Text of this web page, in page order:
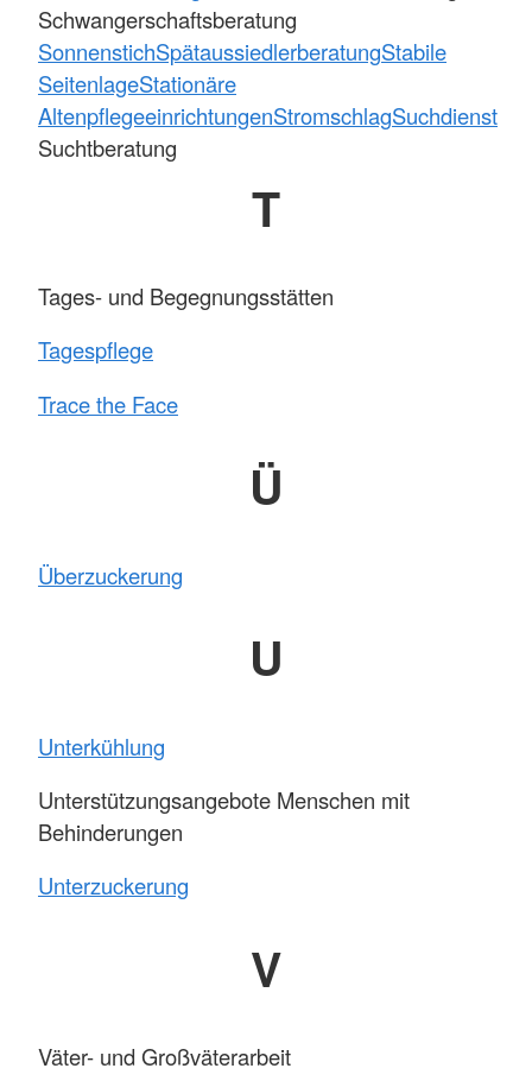
Schwangerschaftsberatung
SonnenstichSpätaussiedlerberatungStabile
SeitenlageStationäre
AltenpflegeeinrichtungenStromschlagSuchdienst
Suchtberatung
T
Tages- und Begegnungsstätten
Tagespflege
Trace the Face
Ü
Überzuckerung
U
Unterkühlung
Unterstützungsangebote Menschen mit
Behinderungen
Unterzuckerung
V
Väter- und Großväterarbeit